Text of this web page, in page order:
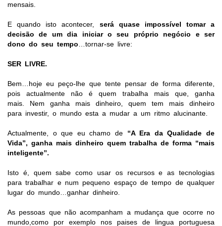
mensais.
E quando isto acontecer, será quase impossível tomar a
decisão de um dia iniciar o seu próprio negócio e ser
dono do seu tempo …tornar-se livre:
SER LIVRE.
Bem…hoje eu peço-lhe que tente pensar de forma diferente,
pois actualmente não é quem trabalha mais que, ganha
mais. Nem ganha mais dinheiro, quem tem mais dinheiro
para investir, o mundo esta a mudar a um ritmo alucinante.
Actualmente, o que eu chamo de “A Era da Qualidade de
Vida”, ganha mais dinheiro quem trabalha de forma “mais
inteligente”.
Isto é, quem sabe como usar os recursos e as tecnologias
para trabalhar e num pequeno espaço de tempo de qualquer
lugar do mundo…ganhar dinheiro.
As pessoas que não acompanham a mudança que ocorre no
mundo,como por exemplo nos paises de lingua portuguesa